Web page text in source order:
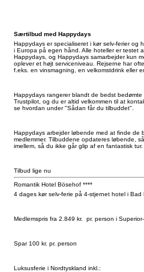
Særtilbud med Happydays
Happydays er specialiseret i kør selv-ferier og
i Europa på egen hånd. Alle hoteller er testet
Happydays, og Happydays samarbejder kun
oplever et højt serviceniveau. Rejserne har
f.eks. en vinsmagning, en velkomstdrink eller
Happydays rangerer blandt de bedst bedømte
Trustpilot, og du er altid velkommen til at
se hvordan under "Sådan får du tilbuddet".
Happydays arbejder løbende med at finde
medlemmer. Tilbuddene opdateres løbende,
imellem, så du ikke går glip af en fantastisk tur.
Tilbud lige nu
Romantik Hotel Bösehof ****
4 dages kør selv-ferie på 4-stjernet hotel i Bad
Medlemspris fra 2.849 kr. pr. person i
Spar 100 kr. pr. person
Luksusferie i Nordtyskland inkl.: